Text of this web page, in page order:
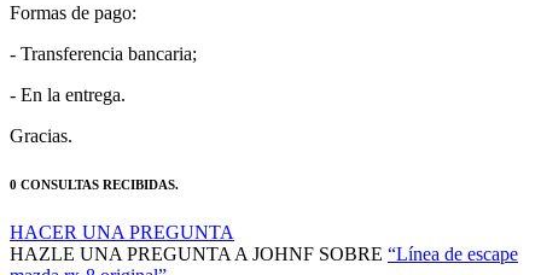
- Transferencia bancaria;
- En la entrega.
Gracias.
HAZLE UNA PREGUNTA A JOHNF SOBRE
mazda rx-8 original”